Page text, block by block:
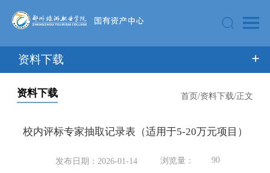
资料下载
资料下载 首页/资料下载/正文
校内评标专家抽取记录表（适用于5-20万元项目）
发布日期：2026-01-14 浏览量： 90